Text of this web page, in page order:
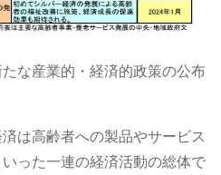
な産業的・経済的政策の公布
は高齢者への製品やサービス
った一連の経済活動の総体で